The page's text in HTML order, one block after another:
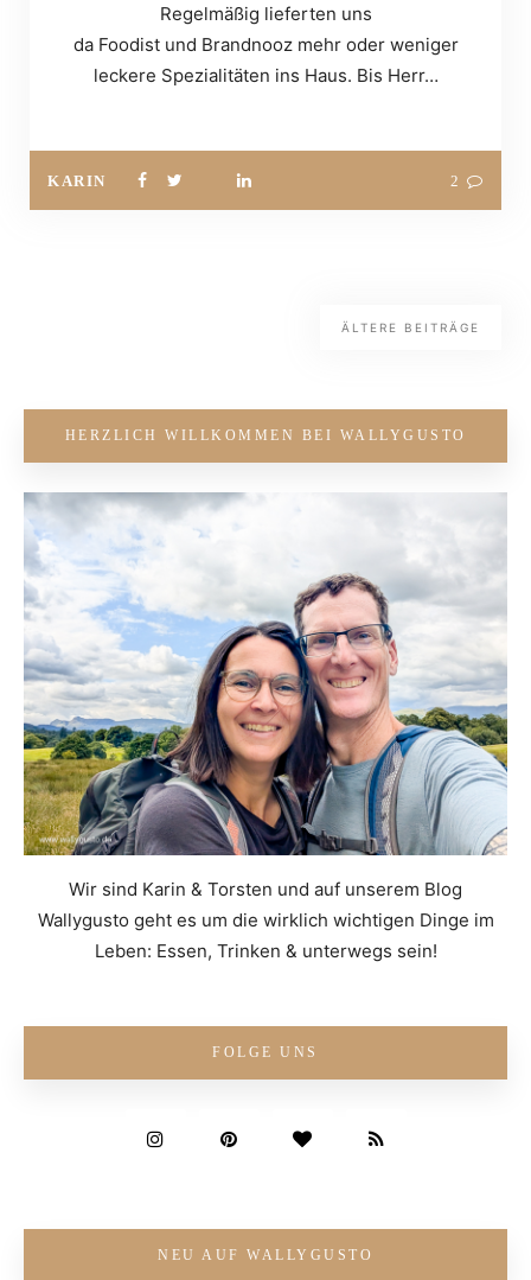
Regelmäßig lieferten uns
da Foodist und Brandnooz mehr oder weniger
leckere Spezialitäten ins Haus. Bis Herr…
KARIN 2
ÄLTERE BEITRÄGE
HERZLICH WILLKOMMEN BEI WALLYGUSTO
Wir sind Karin & Torsten und auf unserem Blog
Wallygusto geht es um die wirklich wichtigen Dinge im
Leben: Essen, Trinken & unterwegs sein!
FOLGE UNS
NEU AUF WALLYGUSTO